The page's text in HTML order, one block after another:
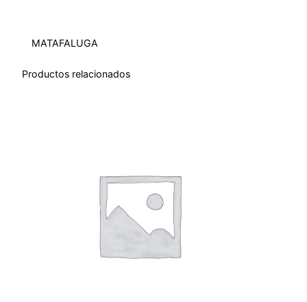
a
MATAFALUGA
Productos relacionados